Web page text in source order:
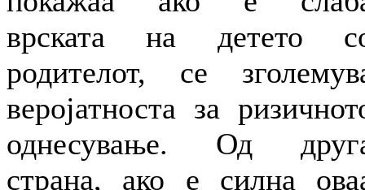
врската на детето
родителот, се
веројатноста за
однесување. Од
страна, ако е силна